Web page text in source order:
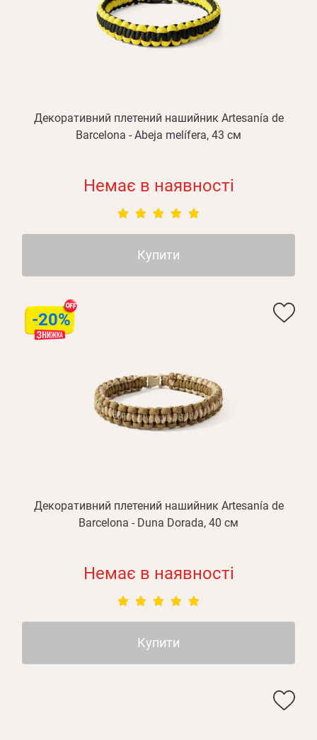
Декоративний плетений нашийник Artesanía de
Barcelona - Abeja melífera, 43 см
Немає в наявності
Купити
-20%
Декоративний плетений нашийник Artesanía de
Barcelona - Duna Dorada, 40 см
Немає в наявності
Купити